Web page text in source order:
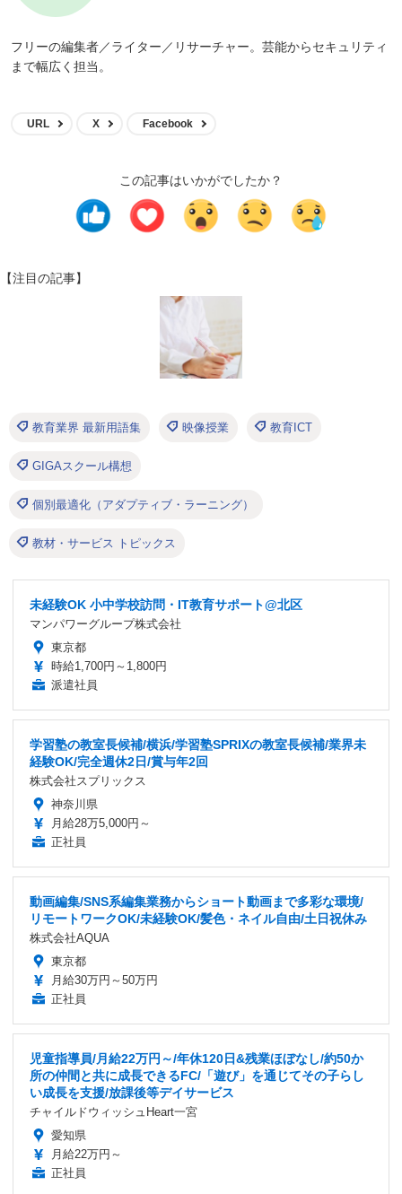
フリーの編集者／ライター／リサーチャー。芸能からセキュリティ
まで幅広く担当。
URL X Facebook
この記事はいかがでしたか？
【注目の記事】
教育業界 最新用語集 映像授業 教育ICT
GIGAスクール構想
個別最適化（アダプティブ・ラーニング）
教材・サービス トピックス
未経験OK 小中学校訪問・IT教育サポート@北区
マンパワーグループ株式会社
東京都
時給1,700円～1,800円
派遣社員
学習塾の教室長候補/横浜/学習塾SPRIXの教室長候補/業界未
経験OK/完全週休2日/賞与年2回
株式会社スプリックス
神奈川県
月給28万5,000円～
正社員
動画編集/SNS系編集業務からショート動画まで多彩な環境/
リモートワークOK/未経験OK/髪色・ネイル自由/土日祝休み
株式会社AQUA
東京都
月給30万円～50万円
正社員
児童指導員/月給22万円～/年休120日&残業ほぼなし/約50か
所の仲間と共に成長できるFC/「遊び」を通じてその子らし
い成長を支援/放課後等デイサービス
チャイルドウィッシュHeart一宮
愛知県
月給22万円～
正社員